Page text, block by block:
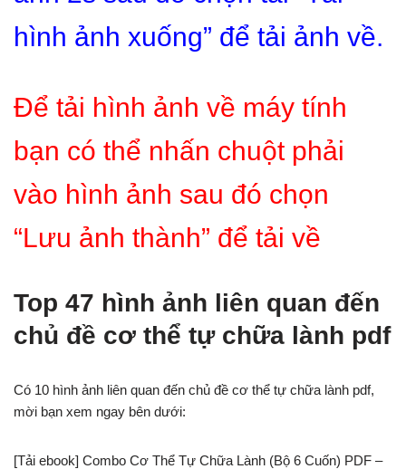
hình ảnh xuống” để tải ảnh về.
Để tải hình ảnh về máy tính
bạn có thể nhấn chuột phải
vào hình ảnh sau đó chọn
“Lưu ảnh thành” để tải về
Top 47 hình ảnh liên quan đến
chủ đề cơ thể tự chữa lành pdf
Có 10 hình ảnh liên quan đến chủ đề cơ thể tự chữa lành pdf,
mời bạn xem ngay bên dưới:
[Tải ebook] Combo Cơ Thể Tự Chữa Lành (Bộ 6 Cuốn) PDF –